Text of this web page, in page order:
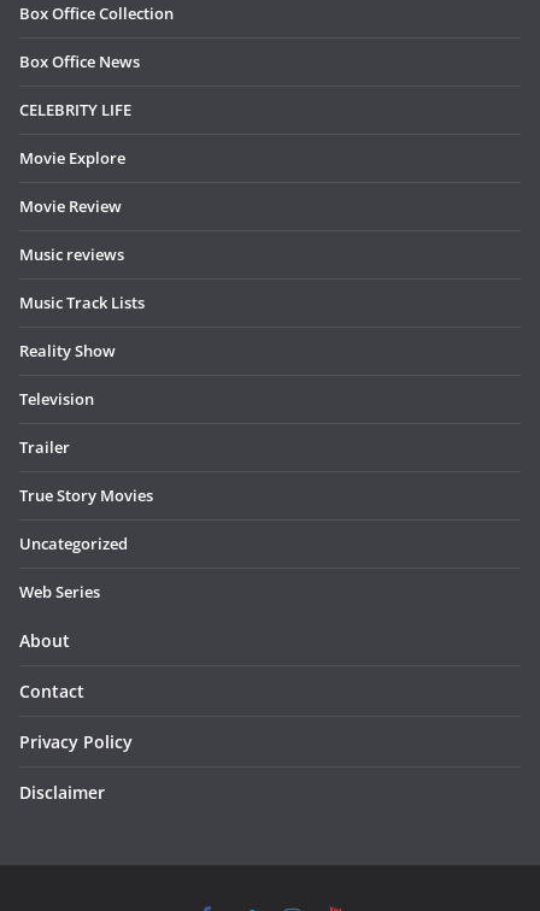
Box Office Collection
Box Office News
CELEBRITY LIFE
Movie Explore
Movie Review
Music reviews
Music Track Lists
Reality Show
Television
Trailer
True Story Movies
Uncategorized
Web Series
About
Contact
Privacy Policy
Disclaimer